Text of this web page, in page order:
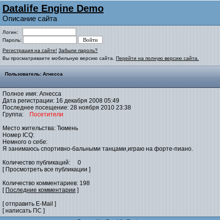
Datalife Engine Demo
Описание сайта
Логин:
Пароль:
Регистрация на сайте! Забыли пароль?
Вы просматриваете мобильную версию сайта. Перейти на полную версию сайта.
Пользователь: Агнесса
Полное имя: Агнесса
Дата регистрации: 16 декабря 2008 05:49
Последнее посещение: 28 ноября 2010 23:38
Группа:
Посетители
Место жительства: Тюмень
Номер ICQ:
Немного о себе:
Я занимаюсь спортивно-бальными танцами,играю на форте-пиано.
Количество публикаций: 0
[ Просмотреть все публикации ]
Количество комментариев: 198
[ Последние комментарии ]
[ отправить E-Mail ]
[ написать ПС ]